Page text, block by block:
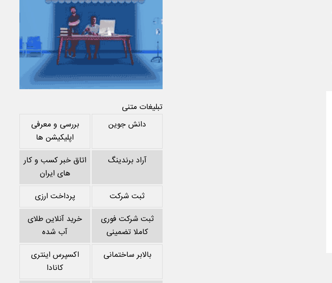
تبلیغات متنی
دانش جوین
بررسی و معرفی
اپلیکیشن ها
آراد برندینگ
اتاق خبر کسب و کار
های ایران
ثبت شرکت
پرداخت ارزی
ثبت شرکت فوری
کاملا تضمینی
خرید آنلاین طلای
آب شده
بالابر ساختمانی
اکسپرس اینتری
کانادا